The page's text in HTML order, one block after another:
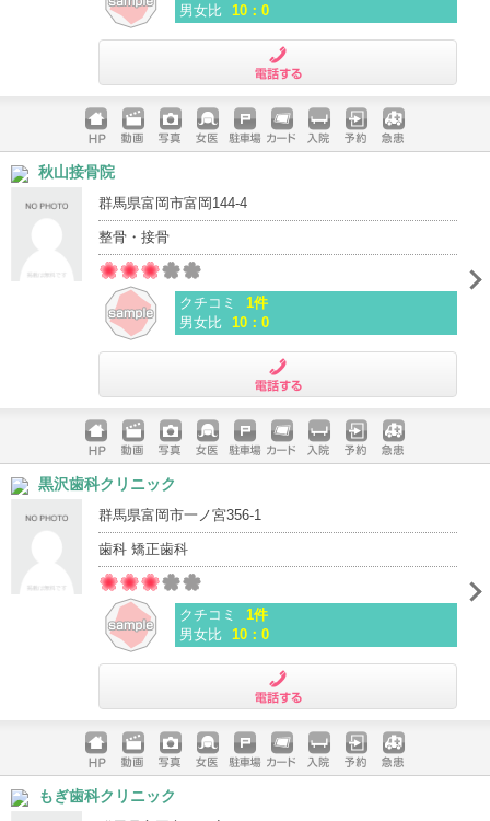
男女比
10：0
ホームペ
ージ
動画 写真 女医 駐車場
クレジッ
入院 予約 急患
秋山接骨院
群馬県富岡市富岡144-4
整骨・接骨
クチコミ
1件
男女比
10：0
ホームペ
ージ
動画 写真 女医 駐車場
クレジッ
入院 予約 急患
黒沢歯科クリニック
群馬県富岡市一ノ宮356-1
歯科 矯正歯科
クチコミ
1件
男女比
10：0
ホームペ
ージ
動画 写真 女医 駐車場
クレジッ
入院 予約 急患
もぎ歯科クリニック